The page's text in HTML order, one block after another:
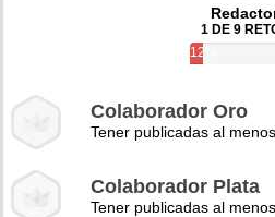
1 DE 9
12%
Colaborador Oro
Tener publicadas al
Colaborador Plata
Tener publicadas al